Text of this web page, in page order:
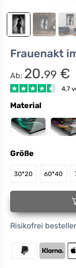
Frauenakt
Ab: 20.99 €
4,7
Material
Größe
30*20 60*40
Risikofrei